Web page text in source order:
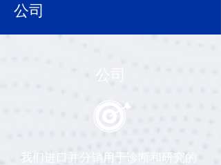
公司
公司
我们进口并分销用于诊断和研究的